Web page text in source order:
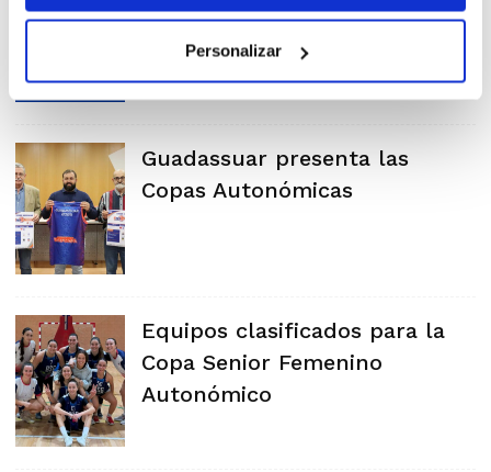
Personalizar
Guadassuar para la Copa
Autonómica
Guadassuar presenta las
Copas Autonómicas
Equipos clasificados para la
Copa Senior Femenino
Autonómico